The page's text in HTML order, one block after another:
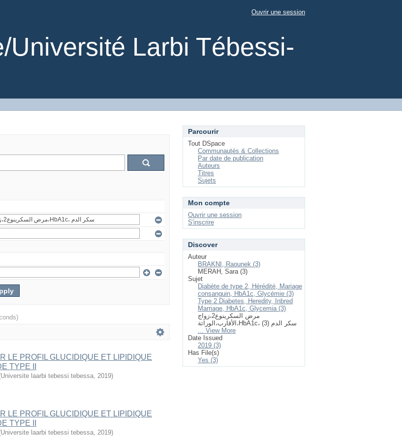
Université Larbi Tébessi-
Ouvrir une session
LE PROFIL GLUCIDIQUE ET LIPIDIQUE
TYPE II
Universite laarbi tebessi tebessa, 2019)
LE PROFIL GLUCIDIQUE ET LIPIDIQUE
TYPE II
Universite laarbi tebessi tebessa, 2019)
Parcourir
Tout DSpace
Communautés & Collections
Par date de publication
Auteurs
Titres
Sujets
Mon compte
Ouvrir une session
S'inscrire
Discover
Auteur
BRAKNI, Raounek (3)
MERAH, Sara (3)
Sujet
Diabète de type 2, Hérédité, Mariage
consanguin, HbA1c, Glycémie (3)
Type 2 Diabetes, Heredity, Inbred
Marriage, HbA1c, Glycemia (3)
مرض السكرينوع2،زواج
الأقارب،الوراثة،HbA1c، سكر الدم (3)
... View More
Date Issued
2019 (3)
Has File(s)
Yes (3)